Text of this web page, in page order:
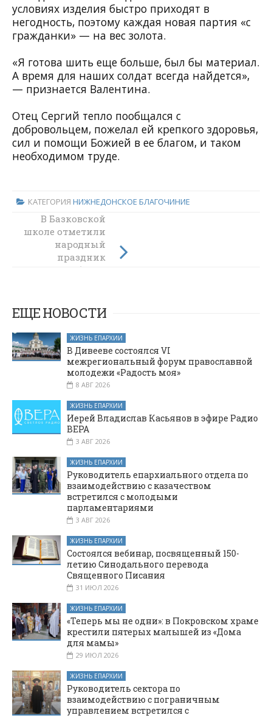
условиях изделия быстро приходят в
негодность, поэтому каждая новая партия «с
гражданки» — на вес золота.
«Я готова шить еще больше, был бы материал.
А время для наших солдат всегда найдется»,
— признается Валентина.
Отец Сергий тепло пообщался с
добровольцем, пожелал ей крепкого здоровья,
сил и помощи Божией в ее благом, и таком
необходимом труде.
КАТЕГОРИЯ НИЖНЕДОНСКОЕ БЛАГОЧИНИЕ
Благочинный
Зверево-
Никольского
округа
рассказал о
эфире
телеканала
«Маяк»
В Базковской
школе отметили
народный
праздник
"Сороки" (День
ЕЩЕ НОВОСТИ
ЖИЗНЬ ЕПАРХИИ
В Дивееве состоялся VI
межрегиональный форум православной
молодежи «Радость моя»
8 АВГ 2026
ЖИЗНЬ ЕПАРХИИ
Иерей Владислав Касьянов в эфире Радио
ВЕРА
3 АВГ 2026
ЖИЗНЬ ЕПАРХИИ
Руководитель епархиального отдела по
взаимодействию с казачеством
встретился с молодыми
парламентариями
3 АВГ 2026
ЖИЗНЬ ЕПАРХИИ
Состоялся вебинар, посвященный 150-
летию Синодального перевода
Священного Писания
31 ИЮЛ 2026
ЖИЗНЬ ЕПАРХИИ
«Теперь мы не одни»: в Покровском храме
крестили пятерых малышей из «Дома
для мамы»
29 ИЮЛ 2026
ЖИЗНЬ ЕПАРХИИ
Руководитель сектора по
взаимодействию с пограничным
управлением встретился с